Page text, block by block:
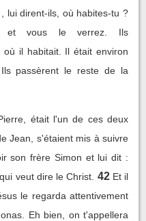
lui dirent-ils, où habites-tu ?
et vous le verrez. Ils
où il habitait. Il était environ
passèrent le reste de la
était l'un de ces deux
Jean, s'étaient mis à suivre
son frère Simon et lui dit :
veut dire le Christ. 42 Et il
le regarda attentivement
Eh bien, on t'appellera